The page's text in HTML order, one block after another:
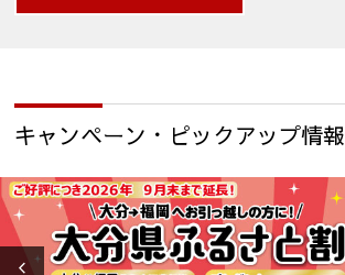
キャンペーン・ピックアップ情報